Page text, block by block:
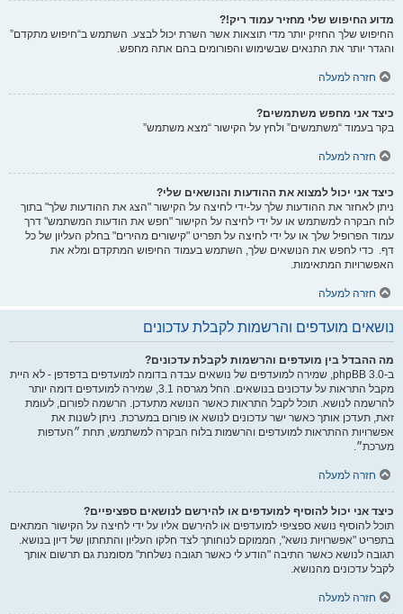
מדוע החיפוש שלי מחזיר עמוד ריק!?
החיפוש שלך החזיק יותר מדי תוצאות אשר השרת יכול לבצע. השתמש ב“חיפוש מתקדם”
והגדר יותר את התנאים שבשימוש והפורומים בהם אתה מחפש.
חזרה למעלה
כיצד אני מחפש משתמשים?
בקר בעמוד “משתמשים” ולחץ על הקישור “מצא משתמש”
חזרה למעלה
כיצד אני יכול למצוא את ההודעות והנושאים שלי?
ניתן לאחזר את ההודעות שלך על-ידי לחיצה על הקישור "הצג את ההודעות שלך" בתוך
לוח הבקרה למשתמש או על ידי לחיצה על הקישור "חפש את הודעות המשתמש" דרך
עמוד הפרופיל שלך או על ידי לחיצה על תפריט "קישורים מהירים" בחלק העליון של כל
דף. כדי לחפש את הנושאים שלך, השתמש בעמוד החיפוש המתקדם ומלא את
האפשרויות המתאימות.
חזרה למעלה
נושאים מועדפים והרשמות לקבלת עדכונים
מה ההבדל בין מועדפים והרשמות לקבלת עדכונים?
ב-phpBB 3.0, שמירה למועדפים של נושאים עבדה בדומה למועדפים בדפדפן - לא היית
מקבל התראות על עדכונים בנושאים. החל מגרסה 3.1, שמירה למועדפים דומה יותר
להרשמה לנושא. תוכל לקבל התראות כאשר הנושא מתעדכן. הרשמה לפורום, לעומת
זאת, תעדכן אותך כאשר ישר עדכונים לנושא או פורום במערכת. ניתן לשנות את
אפשרויות ההתראות למועדפים והרשמות בלוח הבקרה למשתמש, תחת ״העדפות
מערכת״.
חזרה למעלה
כיצד אני יכול להוסיף למועדפים או להירשם לנושאים ספציפיים?
תוכל להוסיף נושא ספציפי למועדפים או להירשם אליו על ידי לחיצה על הקישור המתאים
בתפריט "אפשרויות נושא", הממוקם לנוחותך לצד חלקו העליון והתחתון של דיון בנושא.
תגובה לנושא כאשר התיבה "הודע לי כאשר תגובה נשלחת" מסומנת גם תרשום אותך
לקבל עדכונים מהנושא.
חזרה למעלה